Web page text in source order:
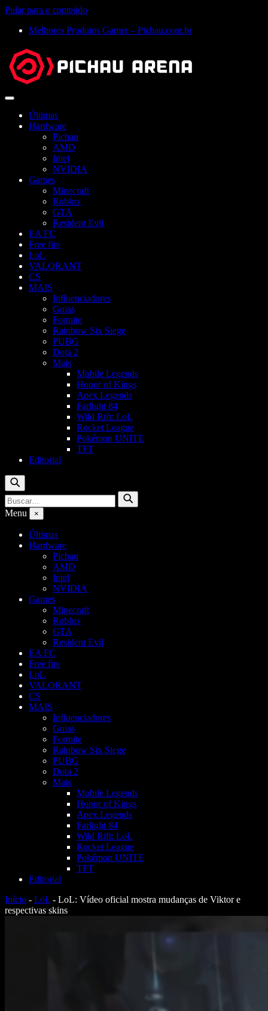
Pular para o conteúdo
Melhores Produtos Gamer – Pichau.com.br
Abrir
Últimas
Hardware
Pichau
AMD
Intel
NVIDIA
Games
Minecraft
Roblox
GTA
Resident Evil
EA FC
Free fire
LoL
VALORANT
CS
MAIS
Influenciadores
Guias
Fortnite
Rainbow Six Siege
PUBG
Dota 2
Mais
Mobile Legends
Honor of Kings
Apex Legends
Farlight 84
Wild Rift: LoL
Rocket League
Pokémon UNITE
TFT
Editorial
Buscar
Buscar
por:
Buscar
Menu ×
Últimas
Hardware
Pichau
AMD
Intel
NVIDIA
Games
Minecraft
Roblox
GTA
Resident Evil
EA FC
Free fire
LoL
VALORANT
CS
MAIS
Influenciadores
Guias
Fortnite
Rainbow Six Siege
PUBG
Dota 2
Mais
Mobile Legends
Honor of Kings
Apex Legends
Farlight 84
Wild Rift: LoL
Rocket League
Pokémon UNITE
TFT
Editorial
Início - LoL - LoL: Vídeo oficial mostra mudanças de Viktor e
respectivas skins